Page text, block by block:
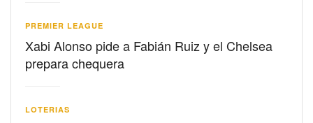
PREMIER LEAGUE
Xabi Alonso pide a Fabián Ruiz y el Chelsea
prepara chequera
LOTERIAS